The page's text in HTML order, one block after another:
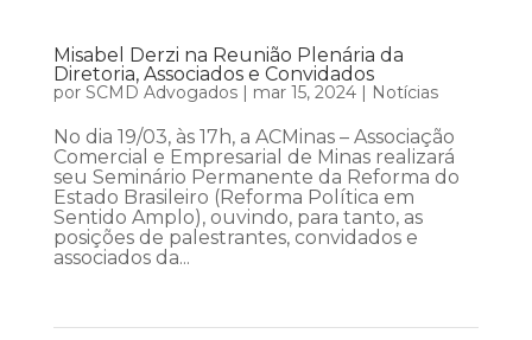
Misabel Derzi na Reunião Plenária da
Diretoria, Associados e Convidados
por SCMD Advogados| mar 15, 2024| Notícias
No dia 19/03, às 17h, a ACMinas – Associação
Comercial e Empresarial de Minas realizará
seu Seminário Permanente da Reforma do
Estado Brasileiro (Reforma Política em
Sentido Amplo), ouvindo, para tanto, as
posições de palestrantes, convidados e
associados da...